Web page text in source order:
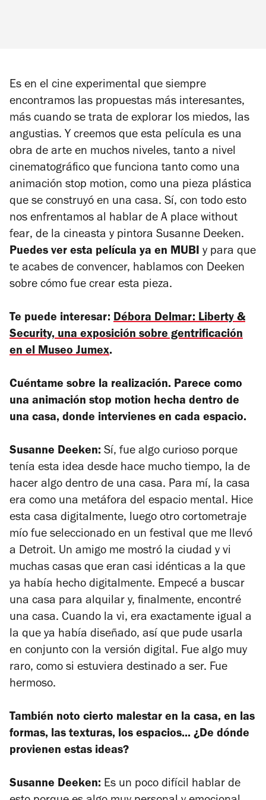
Es en el cine experimental que siempre
encontramos las propuestas más interesantes,
más cuando se trata de explorar los miedos, las
angustias. Y creemos que esta película es una
obra de arte en muchos niveles, tanto a nivel
cinematográfico que funciona tanto como una
animación stop motion, como una pieza plástica
que se construyó en una casa. Sí, con todo esto
nos enfrentamos al hablar de A place without
fear, de la cineasta y pintora Susanne Deeken.
Puedes ver esta película ya en MUBI y para que
te acabes de convencer, hablamos con Deeken
sobre cómo fue crear esta pieza.
Te puede interesar: Débora Delmar: Liberty &
Security, una exposición sobre gentrificación
en el Museo Jumex.
Cuéntame sobre la realización. Parece como
una animación stop motion hecha dentro de
una casa, donde intervienes en cada espacio.
Susanne Deeken: Sí, fue algo curioso porque
tenía esta idea desde hace mucho tiempo, la de
hacer algo dentro de una casa. Para mí, la casa
era como una metáfora del espacio mental. Hice
esta casa digitalmente, luego otro cortometraje
mío fue seleccionado en un festival que me llevó
a Detroit. Un amigo me mostró la ciudad y vi
muchas casas que eran casi idénticas a la que
ya había hecho digitalmente. Empecé a buscar
una casa para alquilar y, finalmente, encontré
una casa. Cuando la vi, era exactamente igual a
la que ya había diseñado, así que pude usarla
en conjunto con la versión digital. Fue algo muy
raro, como si estuviera destinado a ser. Fue
hermoso.
También noto cierto malestar en la casa, en las
formas, las texturas, los espacios... ¿De dónde
provienen estas ideas?
Susanne Deeken: Es un poco difícil hablar de